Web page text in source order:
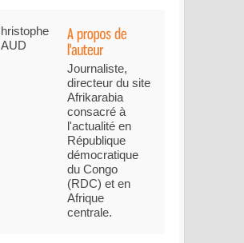
Journaliste,
directeur du site
Afrikarabia
consacré à
l'actualité en
République
démocratique
du Congo
(RDC) et en
Afrique
centrale.